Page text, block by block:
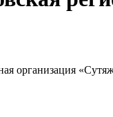
организация